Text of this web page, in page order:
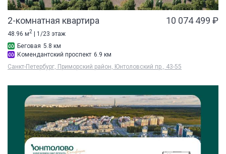
2-комнатная квартира 10 074 499 ₽
48.96 м2 | 1/23 этаж
Беговая 5.8 км
Комендантский проспект 6.9 км
Санкт-Петербург, Приморский район, Юнтоловский пр., 43-55